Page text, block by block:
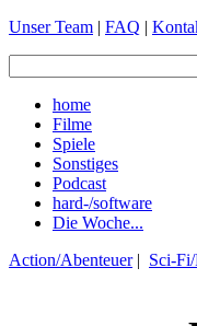
Unser Team | FAQ |
home
Filme
Spiele
Sonstiges
Podcast
hard-/software
Die Woche...
Action/Abenteuer| Sci-